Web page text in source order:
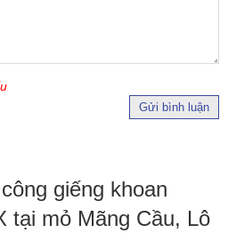
Gửi bình luận
giếng khoan
tại mỏ Mãng Cầu, Lô